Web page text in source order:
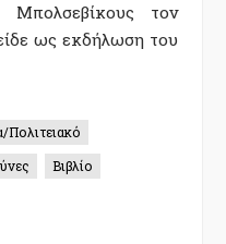
τον
ως εκδήλωση του
Πολιτειακό
Βιβλίο